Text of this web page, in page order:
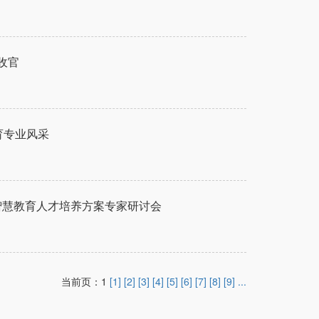
官
业风采
教育人才培养方案专家研讨会
当前页：1 [1] [2] [3] [4] [5] [6] [7] [8] [9] ...